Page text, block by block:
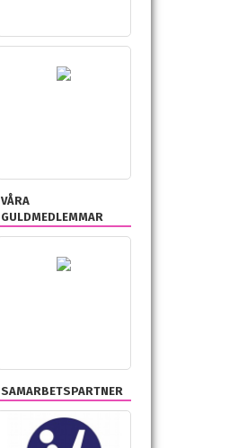
VÅRA
GULDMEDLEMMAR
SAMARBETSPARTNER